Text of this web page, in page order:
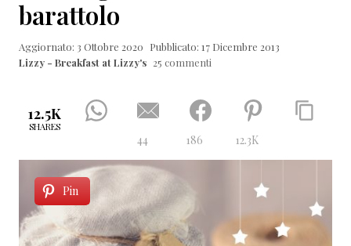
per
famiglie
barattolo
Aggiornato: 3 Ottobre 2020 Pubblicato: 17 Dicembre 2013
Lizzy - Breakfast at Lizzy's 25 commenti
12.5K
SHARES
44 186 12.3K
Pin